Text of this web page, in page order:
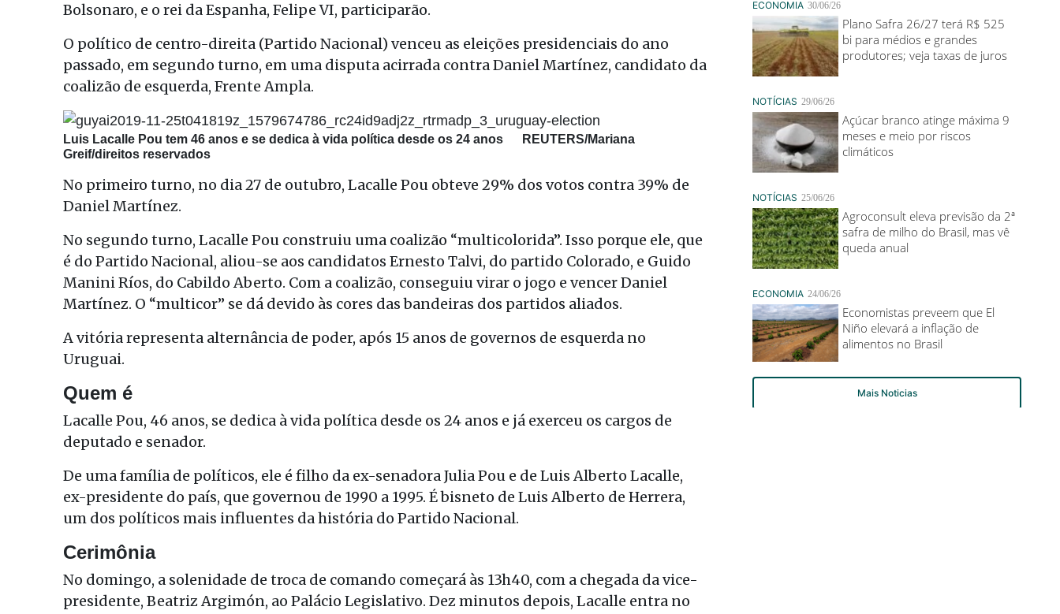
Bolsonaro, e o rei da Espanha, Felipe VI, participarão.
O político de centro-direita (Partido Nacional) venceu as eleições presidenciais do ano
passado, em segundo turno, em uma disputa acirrada contra Daniel Martínez, candidato da
coalizão de esquerda, Frente Ampla.
Luis Lacalle Pou tem 46 anos e se dedica à vida política desde os 24 anos
REUTERS/Mariana
Greif/direitos reservados
No primeiro turno, no dia 27 de outubro, Lacalle Pou obteve 29% dos votos contra 39% de
Daniel Martínez.
No segundo turno, Lacalle Pou construiu uma coalizão “multicolorida”. Isso porque ele, que
é do Partido Nacional, aliou-se aos candidatos Ernesto Talvi, do partido Colorado, e Guido
Manini Ríos, do Cabildo Aberto. Com a coalizão, conseguiu virar o jogo e vencer Daniel
Martínez. O “multicor” se dá devido às cores das bandeiras dos partidos aliados.
A vitória representa alternância de poder, após 15 anos de governos de esquerda no
Uruguai.
Quem é
Lacalle Pou, 46 anos, se dedica à vida política desde os 24 anos e já exerceu os cargos de
deputado e senador.
De uma família de políticos, ele é filho da ex-senadora Julia Pou e de Luis Alberto Lacalle,
ex-presidente do país, que governou de 1990 a 1995. É bisneto de Luis Alberto de Herrera,
um dos políticos mais influentes da história do Partido Nacional.
Cerimônia
No domingo, a solenidade de troca de comando começará às 13h40, com a chegada da vice-
presidente, Beatriz Argimón, ao Palácio Legislativo. Dez minutos depois, Lacalle entra no